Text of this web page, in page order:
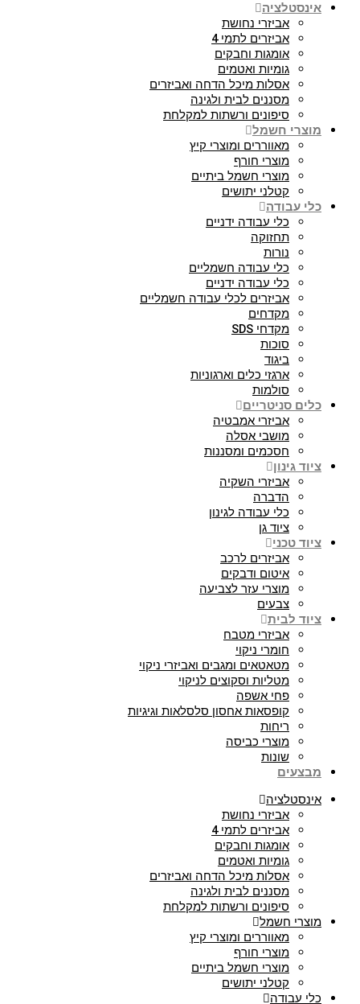
אינסטלציה
אביזרי נחושת
אביזרים לתמי 4
אומגות וחבקים
גומיות ואטמים
אסלות מיכל הדחה ואביזרים
מסננים לבית ולגינה
סיפונים ורשתות למקלחת
מוצרי חשמל
מאווררים ומוצרי קיץ
מוצרי חורף
מוצרי חשמל ביתיים
קטלני יתושים
כלי עבודה
כלי עבודה ידניים
תחזוקה
נורות
כלי עבודה חשמליים
כלי עבודה ידניים
אביזרים לכלי עבודה חשמליים
מקדחים
מקדחי SDS
סוכות
ביגוד
ארגזי כלים וארגוניות
סולמות
כלים סניטריים
אביזרי אמבטיה
מושבי אסלה
חסכמים ומסננות
ציוד גינון
אביזרי השקיה
הדברה
כלי עבודה לגינון
ציוד גן
ציוד טכני
אביזרים לרכב
איטום ודבקים
מוצרי עזר לצביעה
צבעים
ציוד לבית
אביזרי מטבח
חומרי ניקוי
מטאטאים ומגבים ואביזרי ניקוי
מטליות וסקוצים לניקוי
פחי אשפה
קופסאות אחסון סלסלאות וגיגיות
ריחות
מוצרי כביסה
שונות
מבצעים
אינסטלציה
אביזרי נחושת
אביזרים לתמי 4
אומגות וחבקים
גומיות ואטמים
אסלות מיכל הדחה ואביזרים
מסננים לבית ולגינה
סיפונים ורשתות למקלחת
מוצרי חשמל
מאווררים ומוצרי קיץ
מוצרי חורף
מוצרי חשמל ביתיים
קטלני יתושים
כלי עבודה